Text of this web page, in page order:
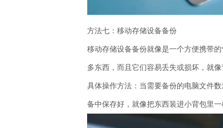
方法七：移动存储设备备份
移动存储设备备份就像是一个方便携带
多东西，而且它们容易丢失或损坏，就
具体操作方法：当需要备份的电脑文件
备中保存好，就像把东西装进小背包里一